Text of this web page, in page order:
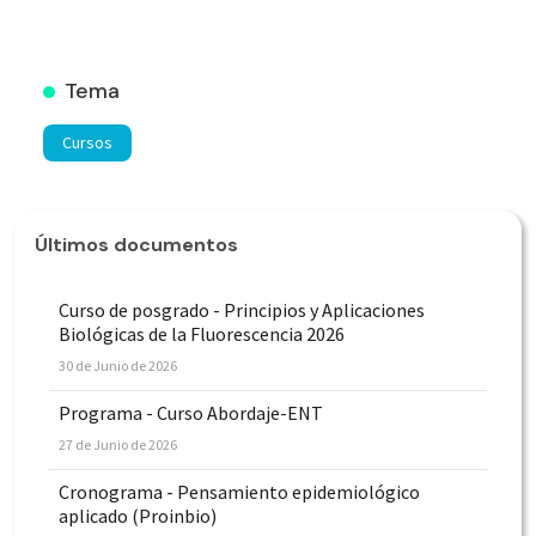
Tema
Cursos
Últimos documentos
Curso de posgrado - Principios y Aplicaciones
Biológicas de la Fluorescencia 2026
30 de Junio de 2026
Programa - Curso Abordaje-ENT
27 de Junio de 2026
Cronograma - Pensamiento epidemiológico
aplicado (Proinbio)